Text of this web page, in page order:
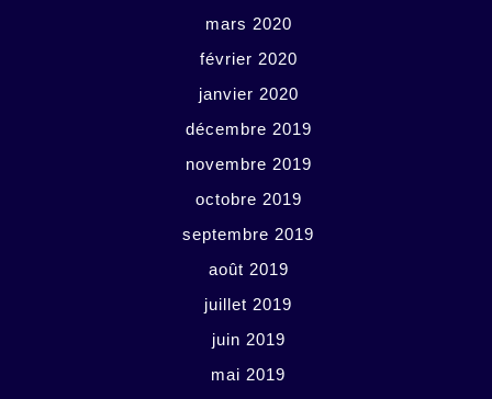
mars 2020
février 2020
janvier 2020
décembre 2019
novembre 2019
octobre 2019
septembre 2019
août 2019
juillet 2019
juin 2019
mai 2019